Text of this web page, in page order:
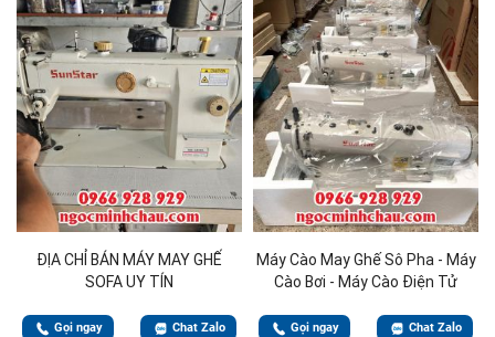
ĐỊA CHỈ BÁN MÁY MAY GHẾ
SOFA UY TÍN
Gọi ngay Chat Zalo
Máy Cào May Ghế Sô Pha - Máy
Cào Bơi - Máy Cào Điện Tử
Gọi ngay Chat Zalo